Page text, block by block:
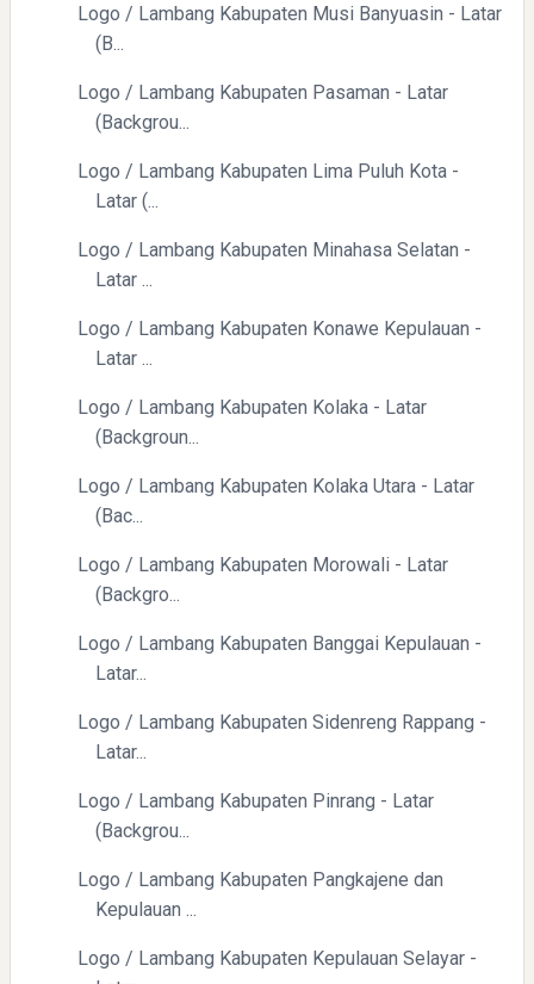
Menyongsong Masa Depan Buruh Indonesia dengan
Optimisme dan Inspirasi
Yaqut Cholil Qoumas: Inspirasi Kepemimpinan dan
Ketaatan
Directurat Jenderal Pajak: Langkah Signifikan Menuju
Kepatuhan Pajak
Pelajaran Berharga dari Kasus dr. Tifa dan Roy Suryo
Logo / Lambang Kabupaten Musi Banyuasin - Latar
(B...
Logo / Lambang Kabupaten Pasaman - Latar
(Backgrou...
Logo / Lambang Kabupaten Lima Puluh Kota -
Latar (...
Logo / Lambang Kabupaten Minahasa Selatan -
Latar ...
Logo / Lambang Kabupaten Konawe Kepulauan -
Latar ...
Logo / Lambang Kabupaten Kolaka - Latar
(Backgroun...
Logo / Lambang Kabupaten Kolaka Utara - Latar
(Bac...
Logo / Lambang Kabupaten Morowali - Latar
(Backgro...
Logo / Lambang Kabupaten Banggai Kepulauan -
Latar...
Logo / Lambang Kabupaten Sidenreng Rappang -
Latar...
Logo / Lambang Kabupaten Pinrang - Latar
(Backgrou...
Logo / Lambang Kabupaten Pangkajene dan
Kepulauan ...
Logo / Lambang Kabupaten Kepulauan Selayar -